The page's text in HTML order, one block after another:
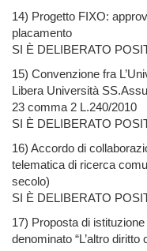
14) Progetto FIXO:
placamento
SI È DELIBERATO
15) Convenzione fra
Libera Università
23 comma 2 L.240/2010
SI È DELIBERATO
16) Accordo di
telematica di ricerca
secolo)
SI È DELIBERATO
17) Proposta di
denominato “L’altro